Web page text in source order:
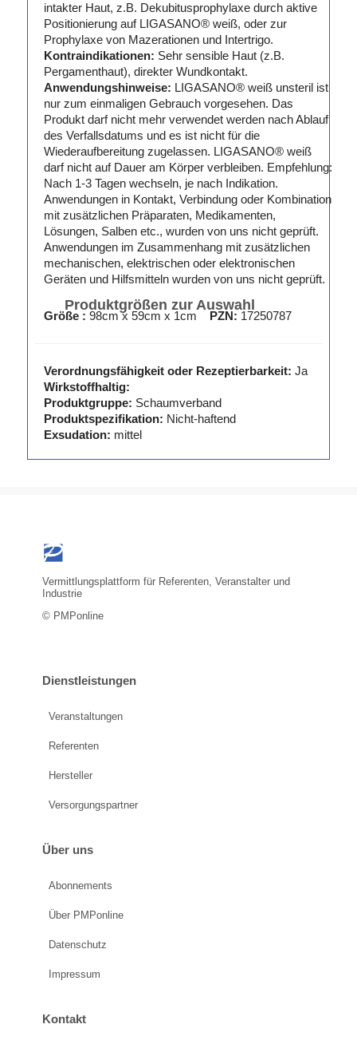
intakter Haut, z.B. Dekubitusprophylaxe durch aktive
Positionierung auf LIGASANO® weiß, oder zur
Prophylaxe von Mazerationen und Intertrigo.
Kontraindikationen: Sehr sensible Haut (z.B.
Pergamenthaut), direkter Wundkontakt.
Anwendungshinweise: LIGASANO® weiß unsteril ist
nur zum einmaligen Gebrauch vorgesehen. Das
Produkt darf nicht mehr verwendet werden nach Ablauf
des Verfallsdatums und es ist nicht für die
Wiederaufbereitung zugelassen. LIGASANO® weiß
darf nicht auf Dauer am Körper verbleiben. Empfehlung:
Nach 1-3 Tagen wechseln, je nach Indikation.
Anwendungen in Kontakt, Verbindung oder Kombination
mit zusätzlichen Präparaten, Medikamenten,
Lösungen, Salben etc., wurden von uns nicht geprüft.
Anwendungen im Zusammenhang mit zusätzlichen
mechanischen, elektrischen oder elektronischen
Geräten und Hilfsmitteln wurden von uns nicht geprüft.
Produktgrößen zur Auswahl
Größe : 98cm x 59cm x 1cm PZN: 17250787
Verordnungsfähigkeit oder Rezeptierbarkeit: Ja
Wirkstoffhaltig:
Produktgruppe: Schaumverband
Produktspezifikation: Nicht-haftend
Exsudation: mittel
Vermittlungsplattform für Referenten, Veranstalter und
Industrie
© PMPonline
Dienstleistungen
Veranstaltungen
Referenten
Hersteller
Versorgungspartner
Über uns
Abonnements
Über PMPonline
Datenschutz
Impressum
Kontakt